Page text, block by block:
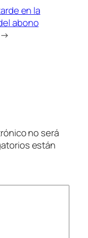
en la
abono
→
no será
están